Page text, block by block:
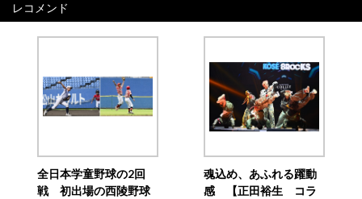
レコメンド
全日本学童野球の2回
戦 初出場の西陵野球
魂込め、あふれる躍動
感 【正田裕生 コラ